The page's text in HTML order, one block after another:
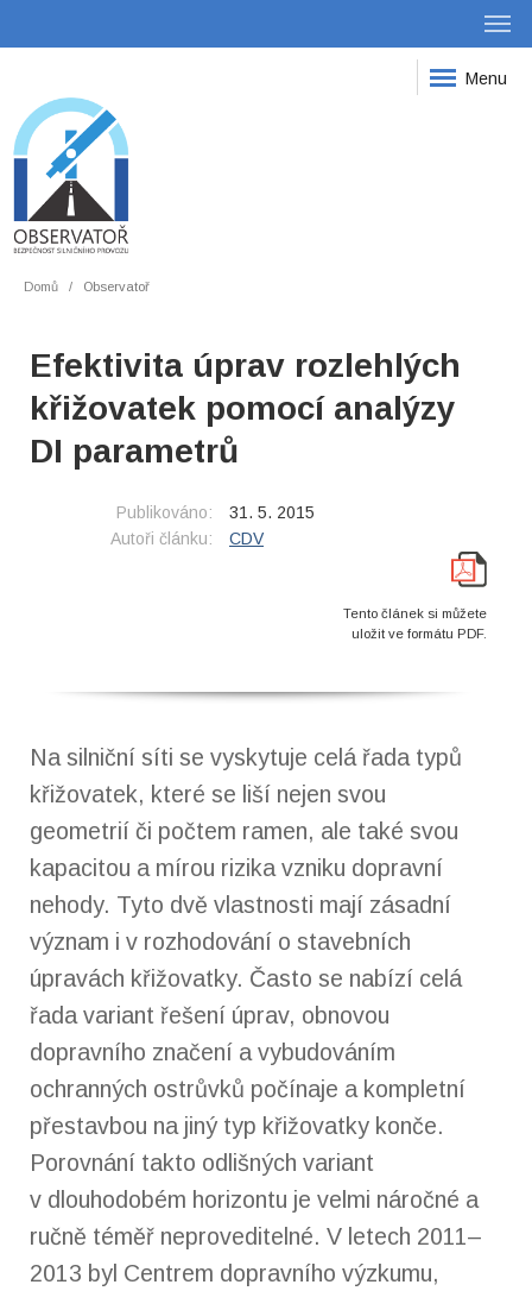
Menu
Domů Observatoř
Efektivita úprav rozlehlých
křižovatek pomocí analýzy
DI parametrů
Publikováno:
31. 5. 2015
Autoři článku:
CDV
Tento článek si můžete
uložit ve formátu PDF.
Na silniční síti se vyskytuje celá řada typů
křižovatek, které se liší nejen svou
geometrií či počtem ramen, ale také svou
kapacitou a mírou rizika vzniku dopravní
nehody. Tyto dvě vlastnosti mají zásadní
význam i v rozhodování o stavebních
úpravách křižovatky. Často se nabízí celá
řada variant řešení úprav, obnovou
dopravního značení a vybudováním
ochranných ostrůvků počínaje a kompletní
přestavbou na jiný typ křižovatky konče.
Porovnání takto odlišných variant
v dlouhodobém horizontu je velmi náročné a
ručně téměř neproveditelné. V letech 2011–
2013 byl Centrem dopravního výzkumu,